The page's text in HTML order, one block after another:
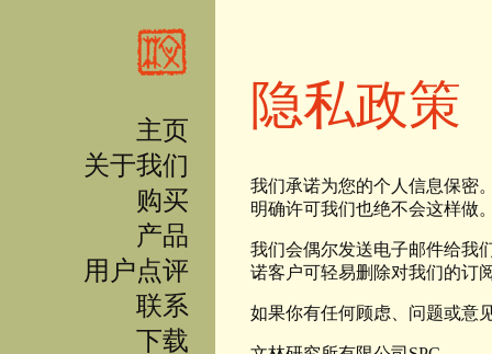
主页
关于我们
购买
产品
用户点评
联系
下载
隐私政策
我们承诺为您的个人信息保密
明确许可我们也绝不会这样做
我们会偶尔发送电子邮件给我
诺客户可轻易删除对我们的订
如果你有任何顾虑、问题或意